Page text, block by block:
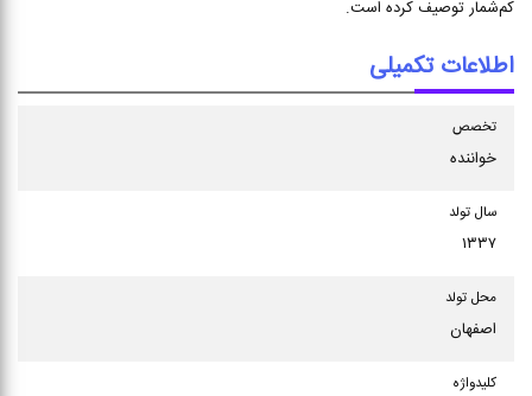
کم‌شمار توصیف کرده است.
اطلاعات تکمیلی
تخصص
خواننده
سال تولد
۱۳۳۷
محل تولد
اصفهان
كلیدواژه